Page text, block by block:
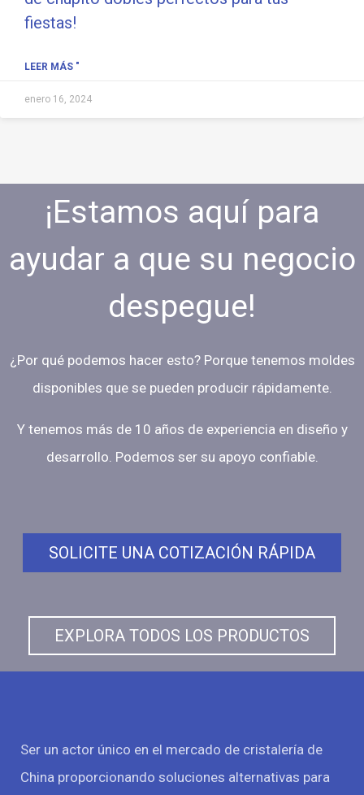
fiestas!
LEER MÁS "
enero 16, 2024
¡Estamos aquí para
ayudar a que su negocio
despegue!
¿Por qué podemos hacer esto? Porque tenemos moldes
disponibles que se pueden producir rápidamente.
Y tenemos más de 10 años de experiencia en diseño y
desarrollo. Podemos ser su apoyo confiable.
SOLICITE UNA COTIZACIÓN RÁPIDA
EXPLORA TODOS LOS PRODUCTOS
Ser un actor único en el mercado de cristalería de
China proporcionando soluciones alternativas para